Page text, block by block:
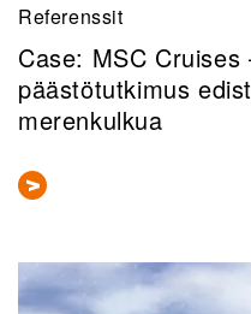
Referenssit
Case: MSC Cruises
päästötutkimus
merenkulkua